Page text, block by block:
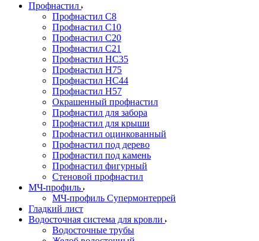
Профнастил
Профнастил С8
Профнастил С10
Профнастил С20
Профнастил С21
Профнастил НС35
Профнастил Н75
Профнастил HC44
Профнастил Н57
Окрашенный профнастил
Профнастил для забора
Профнастил для крыши
Профнастил оцинкованный
Профнастил под дерево
Профнастил под камень
Профнастил фигурный
Стеновой профнастил
МЧ-профиль
МЧ-профиль Супермонтеррей
Гладкий лист
Водосточная система для кровли
Водосточные трубы